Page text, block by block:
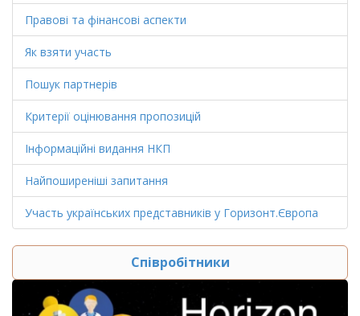
Правові та фінансові аспекти
Як взяти участь
Пошук партнерів
Критерії оцінювання пропозицій
Інформаційні видання НКП
Найпоширеніші запитання
Участь українських представників у Горизонт.Європа
Співробітники